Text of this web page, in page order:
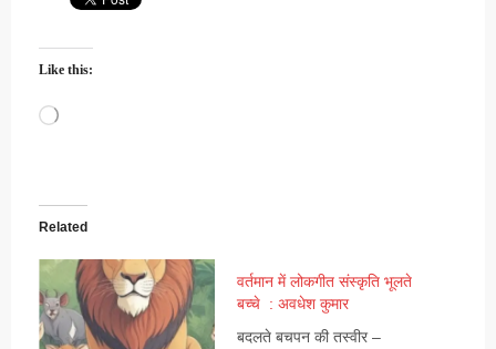
Like this:
Loading…
Related
वर्तमान में लोकगीत संस्कृति भूलते
बच्चे : अवधेश कुमार
बदलते बचपन की तस्वीर –